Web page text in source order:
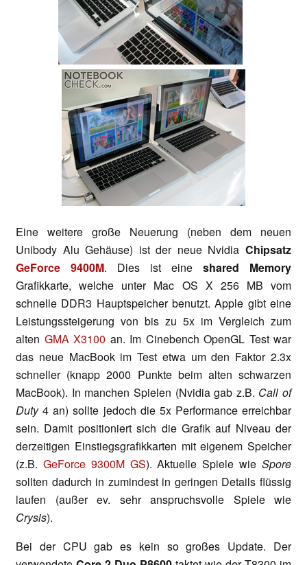
Eine weitere große Neuerung (neben dem neuen
Unibody Alu Gehäuse) ist der neue Nvidia Chipsatz
GeForce 9400M. Dies ist eine shared Memory
Grafikkarte, welche unter Mac OS X 256 MB vom
schnelle DDR3 Hauptspeicher benutzt. Apple gibt eine
Leistungssteigerung von bis zu 5x im Vergleich zum
alten GMA X3100 an. Im Cinebench OpenGL Test war
das neue MacBook im Test etwa um den Faktor 2.3x
schneller (knapp 2000 Punkte beim alten schwarzen
MacBook). In manchen Spielen (Nvidia gab z.B. Call of
Duty4 an) sollte jedoch die 5x Performance erreichbar
sein. Damit positioniert sich die Grafik auf Niveau der
derzeitigen Einstiegsgrafikkarten mit eigenem Speicher
(z.B. GeForce 9300M GS). Aktuelle Spiele wieSpore
sollten dadurch in zumindest in geringen Details flüssig
laufen (außer ev. sehr anspruchsvolle Spiele wie
Crysis).
Bei der CPU gab es kein so großes Update. Der